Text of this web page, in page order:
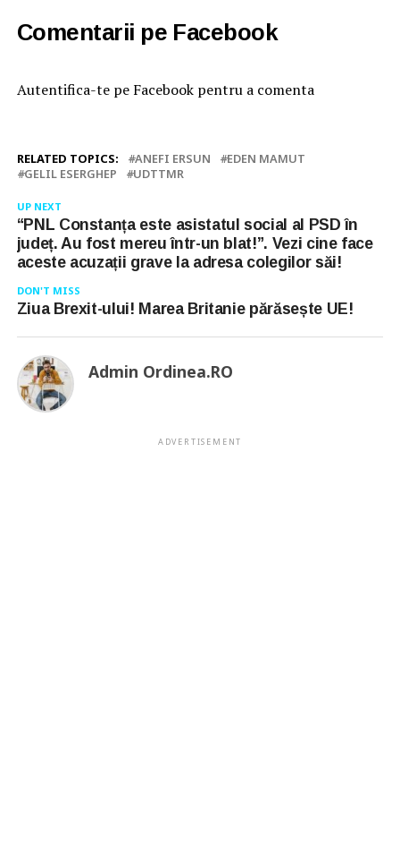
Comentarii pe Facebook
Autentifica-te pe Facebook pentru a comenta
RELATED TOPICS: ANEFI ERSUN
EDEN MAMUT
GELIL ESERGHEP
UDTTMR
UP NEXT
“PNL Constanța este asistatul social al PSD în
județ. Au fost mereu într-un blat!”. Vezi cine face
aceste acuzații grave la adresa colegilor săi!
DON'T MISS
Ziua Brexit-ului! Marea Britanie părăsește UE!
Admin Ordinea.RO
ADVERTISEMENT